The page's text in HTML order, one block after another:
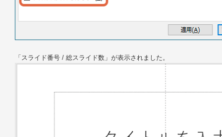
「スライド番号 / 総スライド数」が表示されました。